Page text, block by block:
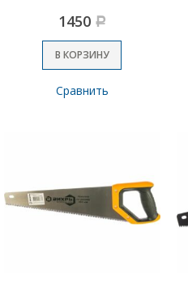
1450 Р
В КОРЗИНУ
Сравнить